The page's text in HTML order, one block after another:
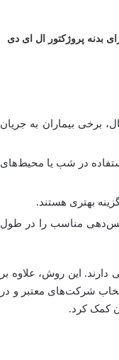
بدنه پروژکتور ال ای دی
برخی بیماران به جریان
در شب یا محیط‌های
بهتری هستند.
مناسب را در طول
این روش، علاوه بر
شرکت‌های معتبر و در
کمک کرد.